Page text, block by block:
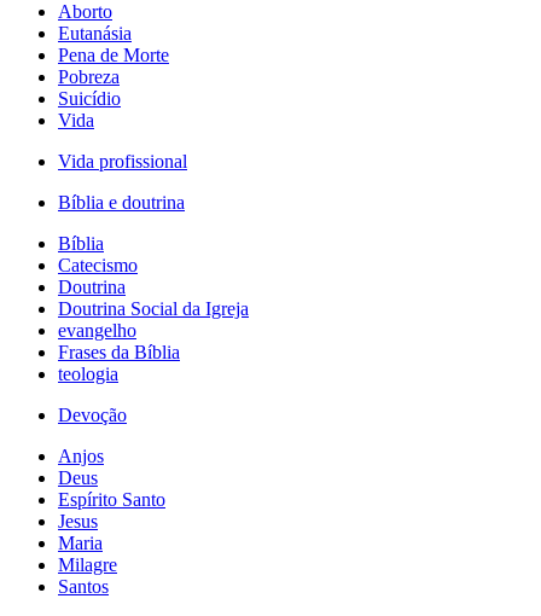
Aborto
Eutanásia
Pena de Morte
Pobreza
Suicídio
Vida
Vida profissional
Bíblia e doutrina
Bíblia
Catecismo
Doutrina
Doutrina Social da Igreja
evangelho
Frases da Bíblia
teologia
Devoção
Anjos
Deus
Espírito Santo
Jesus
Maria
Milagre
Santos